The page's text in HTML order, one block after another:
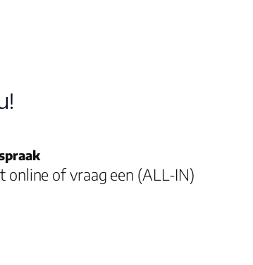
online of vraag een (ALL-IN)